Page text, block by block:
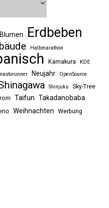
Blumen Erdbeben
Halbmarathon
Kamakura KDE
Neujahr
OpenSource
Shinjuku Sky-Tree
Taifun Takadanobaba
Weihnachten Werbung